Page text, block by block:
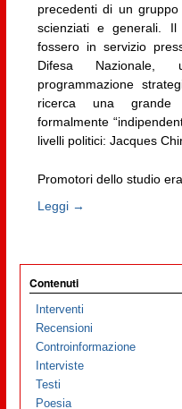
precedenti di un
scienziati e generali.
fossero in servizio
Difesa Nazionale,
programmazione
ricerca una grande
formalmente
livelli politici: Jacques
Promotori dello studio
Leggi →
Contenuti
Interventi
Recensioni
Controinformazione
Interviste
Testi
Poesia